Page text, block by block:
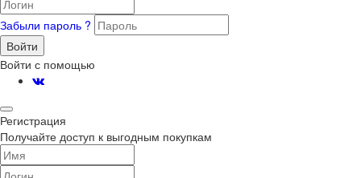
Забыли пароль ?
Войти
Войти с помощью
Регистрация
Получайте доступ к выгодным покупкам